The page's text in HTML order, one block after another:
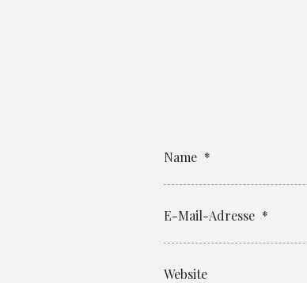
Name *
E-Mail-Adresse *
Website